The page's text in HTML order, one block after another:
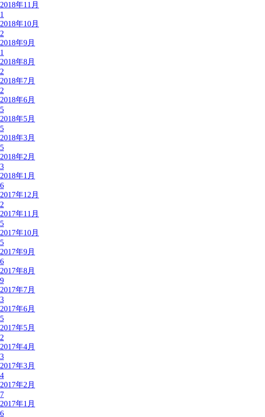
2018年11月
1
2018年10月
2
2018年9月
1
2018年8月
2
2018年7月
2
2018年6月
5
2018年5月
5
2018年3月
5
2018年2月
3
2018年1月
6
2017年12月
2
2017年11月
5
2017年10月
5
2017年9月
6
2017年8月
9
2017年7月
3
2017年6月
5
2017年5月
2
2017年4月
3
2017年3月
4
2017年2月
7
2017年1月
6